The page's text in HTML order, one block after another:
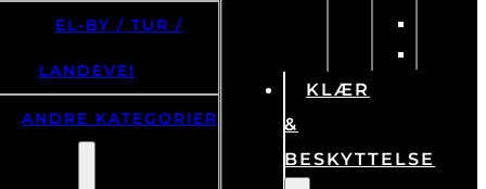
EL-BY / TUR /
LANDEVEI
ANDRE KATEGORIER
KLÆR
&
BESKYTTELSE